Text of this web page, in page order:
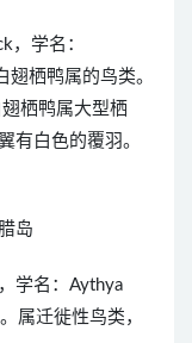
，学名：
翅栖鸭属的鸟类。
栖鸭属大型栖
有白色的覆羽。
岛
学名：Aythya
属迁徙性鸟类，